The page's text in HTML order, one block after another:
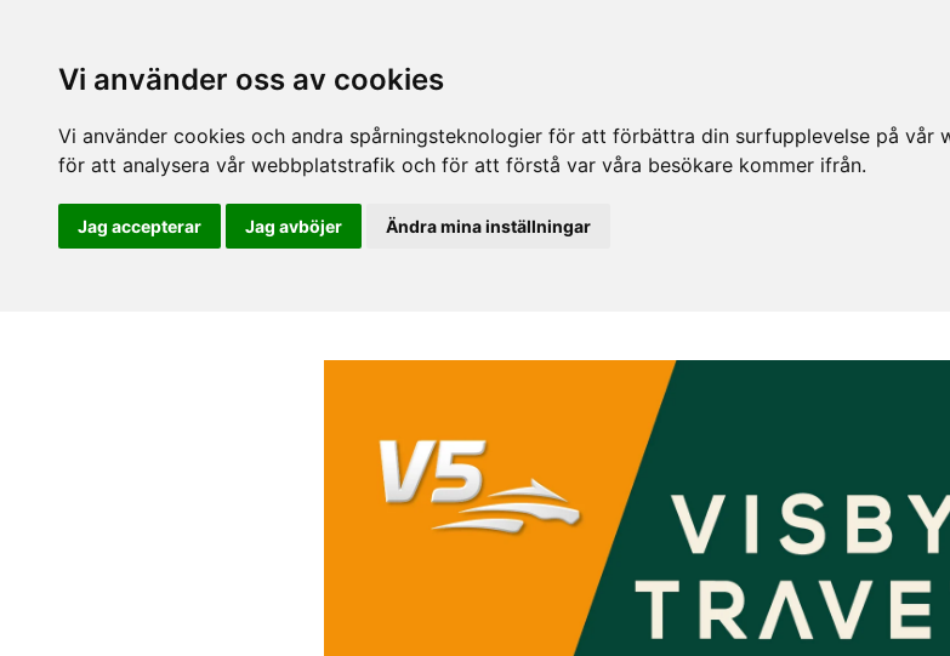
Vi använder oss av cookies
Vi använder cookies och andra spårningsteknologier för att förbättra din surfupplevelse på
för att analysera vår webbplatstrafik och för att förstå var våra besökare kommer ifrån.
Jag accepterar Jag avböjer Ändra mina inställningar